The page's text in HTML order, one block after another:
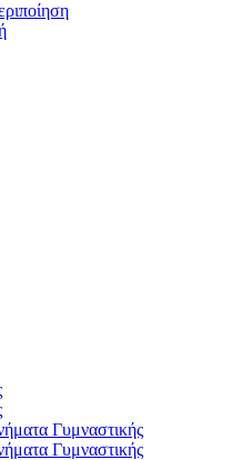
Γυμναστικής
Γυμναστικής